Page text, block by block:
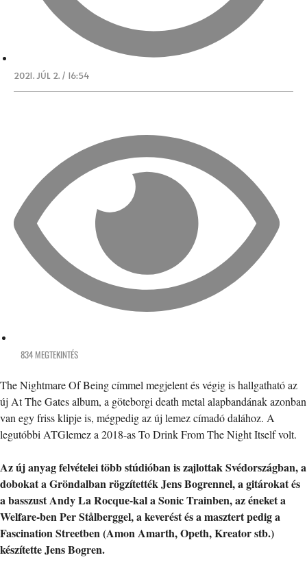
2021. JÚL 2. / 16:54
834 MEGTEKINTÉS
The Nightmare Of Being címmel megjelent és végig is hallgatható az
új At The Gates album, a göteborgi death metal alapbandának azonban
van egy friss klipje is, mégpedig az új lemez címadó dalához. A
legutóbbi ATGlemez a 2018-as To Drink From The Night Itself volt.
Az új anyag felvételei több stúdióban is zajlottak Svédországban, a
dobokat a Gröndalban rögzítették Jens Bogrennel, a gitárokat és
a basszust Andy La Rocque-kal a Sonic Trainben, az éneket a
Welfare-ben Per Stålberggel, a keverést és a masztert pedig a
Fascination Streetben (Amon Amarth, Opeth, Kreator stb.)
készítette Jens Bogren.